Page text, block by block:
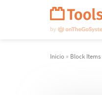
Inicio » Block Items